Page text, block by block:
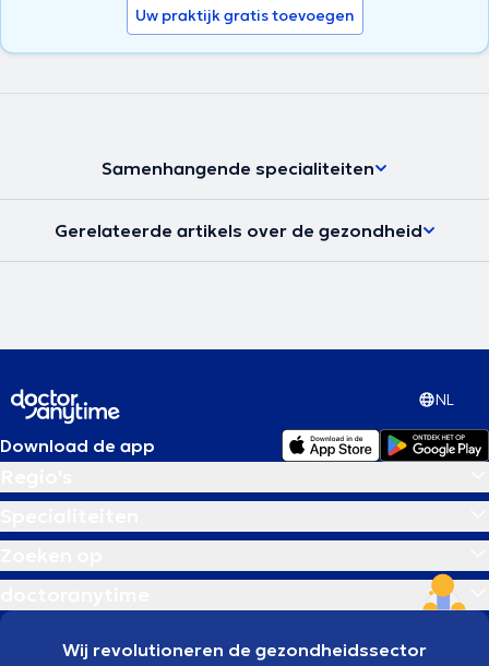
Uw praktijk gratis toevoegen
Samenhangende specialiteiten
Gerelateerde artikels over de gezondheid
NL
Download de app
Wij revolutioneren de gezondheidssector